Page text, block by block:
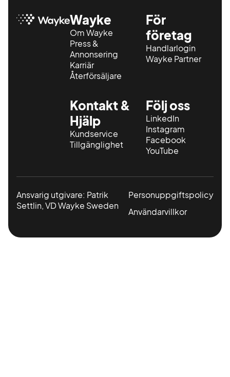
Wayke
Om Wayke
Press &
Annonsering
Karriär
Återförsäljare
För
företag
Handlarlogin
Wayke Partner
Kontakt &
Hjälp
Kundservice
Tillgänglighet
Följ oss
LinkedIn
Instagram
Facebook
YouTube
Ansvarig utgivare: Patrik
Settlin, VD Wayke Sweden
Personuppgiftspolicy
Användarvillkor